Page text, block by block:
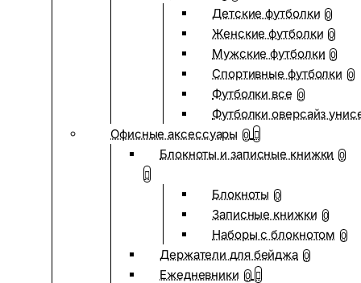
Детские футболки 0
Женские футболки 0
Мужские футболки 0
Спортивные футболки 0
Футболки все 0
Футболки оверсайз
Офисные аксессуары 0
Блокноты и записные книжки 0
Блокноты 0
Записные книжки 0
Наборы с блокнотом 0
Держатели для бейджа 0
Ежедневники 0